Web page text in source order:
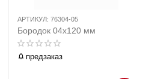
АРТИКУЛ: 76304-05
Бородок 04x120 мм
предзаказ